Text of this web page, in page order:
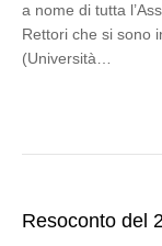
a nome di tutta
Rettori che si sono
(Università…
Resoconto del